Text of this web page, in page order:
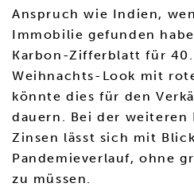
Anspruch wie Indien,
Immobilie gefunden
Karbon-Zifferblatt für
Weihnachts-Look mit
könnte dies für den
dauern. Bei der weiteren
Zinsen lässt sich mit
Pandemieverlauf, ohne
zu müssen.